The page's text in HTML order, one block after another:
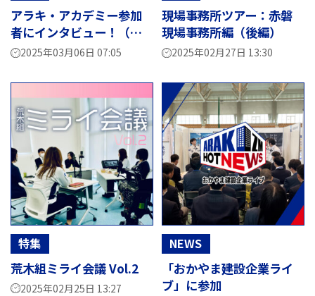
アラキ・アカデミー参加
者にインタビュー！（前
編）
2025年03月06日 07:05
現場事務所ツアー：赤磐
現場事務所編（後編）
2025年02月27日 13:30
特集
荒木組ミライ会議 Vol.2
2025年02月25日 13:27
NEWS
「おかやま建設企業ライ
ブ」に参加